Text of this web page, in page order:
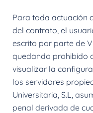
Para toda actuación
del contrato, el
escrito por parte de
quedando prohibido
visualizar la
los servidores
Universitaria, S.L,
penal derivada de